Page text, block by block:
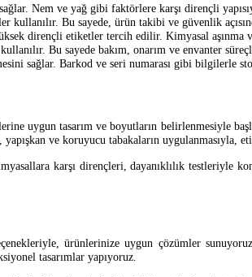
Nem ve yağ gibi faktörlere karşı dirençli
kullanılır. Bu sayede, ürün takibi ve güvenlik
dirençli etiketler tercih edilir. Kimyasal aşınma ve
Bu sayede bakım, onarım ve envanter
sağlar. Barkod ve seri numarası gibi bilgilerle
uygun tasarım ve boyutların belirlenmesiyle
ve koruyucu tabakaların uygulanmasıyla,
karşı dirençleri, dayanıklılık
ürünlerinize uygun çözümler
tasarımlar yapıyoruz.